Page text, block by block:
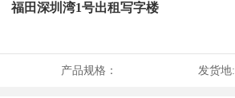
福田深圳湾1号出租写字楼
产品规格： 发货地: